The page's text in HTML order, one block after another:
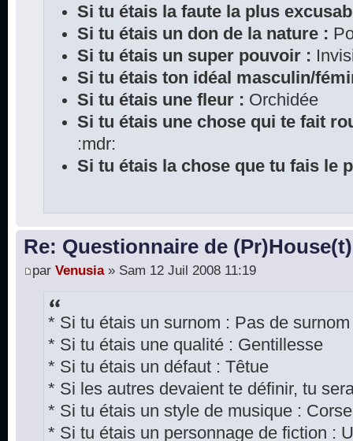
Si tu étais la faute la plus
Si tu étais un don de la nature :
Si tu étais un super pouvoir :
Si tu étais ton idéal masculin/
Si tu étais une fleur : Orchidée
Si tu étais une chose qui te fait
:mdr:
Si tu étais la chose que tu fais le
Re: Questionnaire de (Pr)House(t)
par Venusia» Sam 12 Juil 2008 11:19
* Si tu étais un surnom : Pas de
* Si tu étais une qualité : Gentillesse
* Si tu étais un défaut : Têtue
* Si les autres devaient te définir, tu
* Si tu étais un style de musique : Corse
* Si tu étais un personnage de fiction :